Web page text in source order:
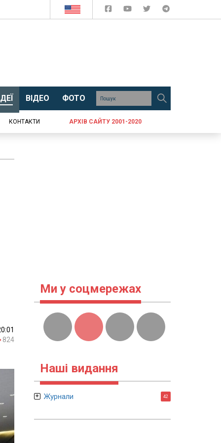
ВІДЕО ФОТО
КОНТАКТИ АРХІВ САЙТУ 2001-2020
824
Ми у соцмережах
Наші видання
Журнали 42